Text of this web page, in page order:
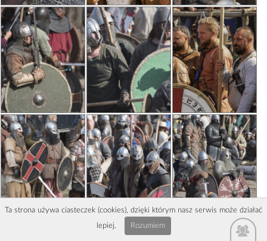
Ta strona używa ciasteczek (cookies), dzięki którym nasz serwis może działać
lepiej.
Rozumiem